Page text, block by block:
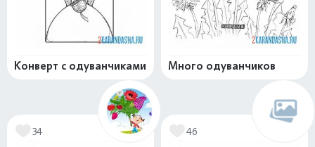
Конверт с одуванчиками Много одуванчиков
34 46